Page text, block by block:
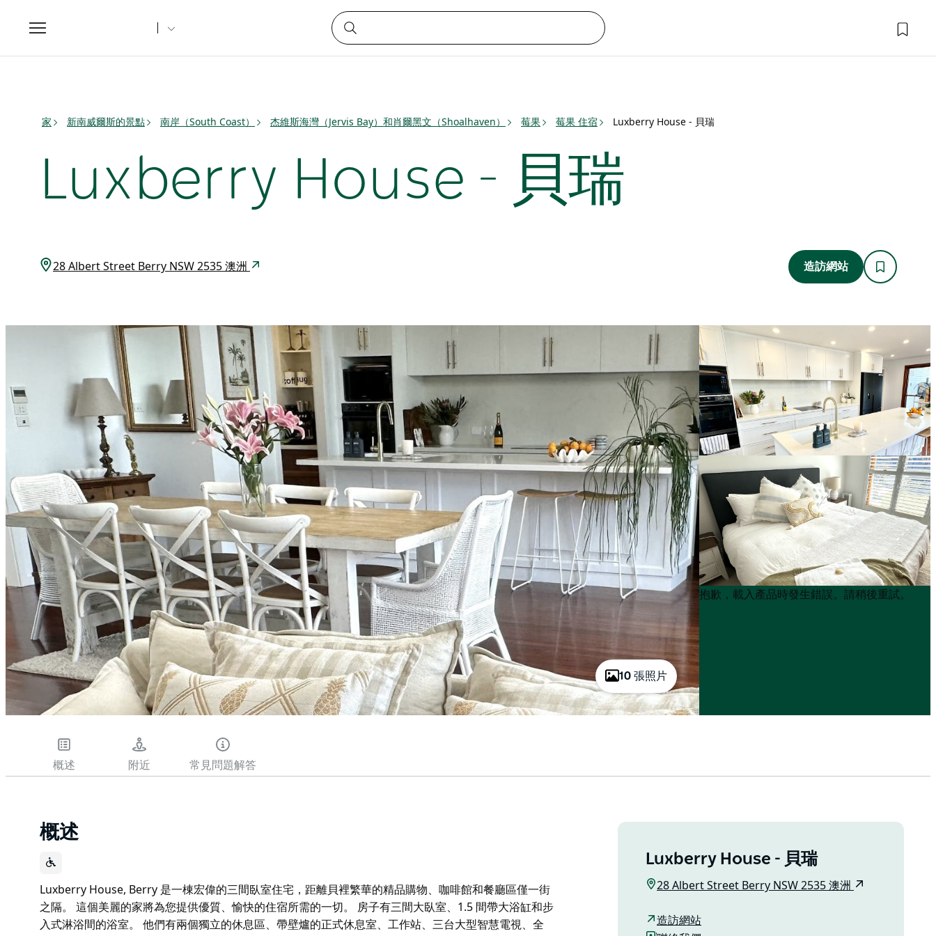
Toggle
navigation
家 新南威爾斯的景點 南岸（South Coast） 杰維斯海灣（Jervis Bay）和肖爾黑文（Shoalhaven） 莓果 莓果 住宿 Luxberry House - 貝瑞
Luxberry House - 貝瑞
28 Albert Street Berry NSW 2535 澳洲 造訪網站
10 張照片
Product
Product
抱歉，載入產品時發生錯誤。請稍後重試。
概述 附近 常見問題解答
概述
Luxberry House, Berry 是一棟宏偉的三間臥室住宅，距離貝裡繁華的精品購物、咖啡館和餐廳區僅一街
之隔。 這個美麗的家將為您提供優質、愉快的住宿所需的一切。 房子有三間大臥室、1.5 間帶大浴缸和步
入式淋浴間的浴室。 他們有兩個獨立的休息區、帶壁爐的正式休息室、工作站、三台大型智慧電視、全
Luxberry House - 貝瑞
28 Albert Street Berry NSW 2535 澳洲
造訪網站